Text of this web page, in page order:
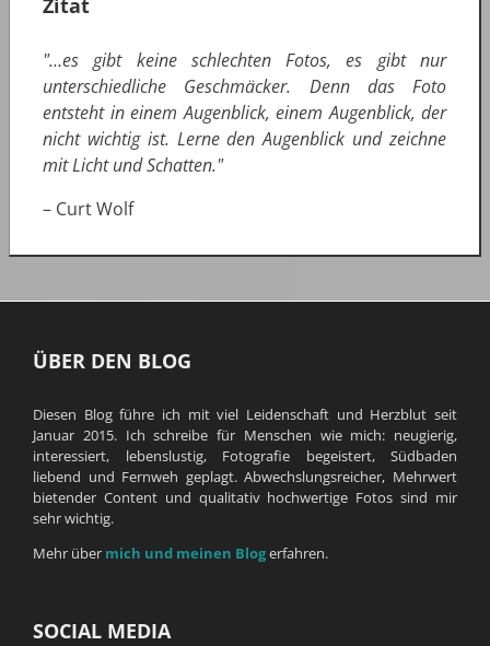
Zitat
"…es gibt keine schlechten Fotos, es gibt nur
unterschiedliche Geschmäcker. Denn das Foto
entsteht in einem Augenblick, einem Augenblick, der
nicht wichtig ist. Lerne den Augenblick und zeichne
mit Licht und Schatten."
– Curt Wolf
ÜBER DEN BLOG
Diesen Blog führe ich mit viel Leidenschaft und Herzblut seit
Januar 2015. Ich schreibe für Menschen wie mich: neugierig,
interessiert, lebenslustig, Fotografie begeistert, Südbaden
liebend und Fernweh geplagt. Abwechslungsreicher, Mehrwert
bietender Content und qualitativ hochwertige Fotos sind mir
sehr wichtig.
Mehr über mich und meinen Blogerfahren.
SOCIAL MEDIA